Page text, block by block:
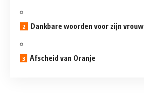
Dankbare woorden voor zijn vrouw
Afscheid van Oranje